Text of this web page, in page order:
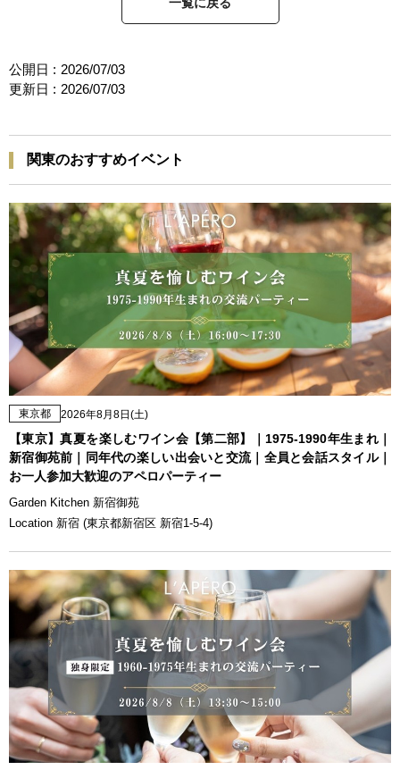
一覧に戻る
公開日 : 2026/07/03
更新日 : 2026/07/03
関東のおすすめイベント
東京都 2026年8月8日(土)
【東京】真夏を楽しむワイン会【第二部】｜1975-1990年生まれ｜
新宿御苑前｜同年代の楽しい出会いと交流｜全員と会話スタイル｜
お一人参加大歓迎のアペロパーティー
Garden Kitchen 新宿御苑
Location 新宿 (東京都新宿区 新宿1-5-4)